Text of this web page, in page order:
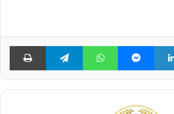
لينكدإن ماسنجر واتساب تيلقرام